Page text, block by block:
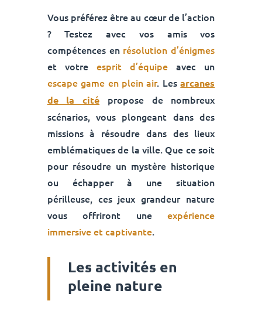
Vous préférez être au cœur de l’action
? Testez avec vos amis vos
compétences en résolution d’énigmes
et votre esprit d’équipe avec un
escape game en plein air. Lesarcanes
de la cité propose de nombreux
scénarios, vous plongeant dans des
missions à résoudre dans des lieux
emblématiques de la ville. Que ce soit
pour résoudre un mystère historique
ou échapper à une situation
périlleuse, ces jeux grandeur nature
vous offriront uneexpérience
immersive et captivante.
Les activités en
pleine nature